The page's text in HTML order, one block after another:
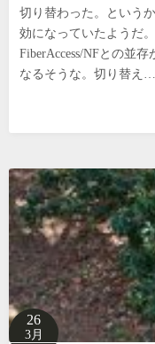
切り替わった。という
効になっていたようだ
FiberAccess/NFとの並
なるそうな。切り替え…
26
3月